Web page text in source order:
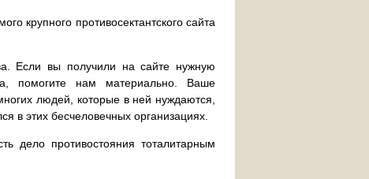
крупного противосектантского сайта
Если вы получили на сайте нужную
помогите нам материально. Ваше
людей, которые в ней нуждаются,
в этих бесчеловечных организациях.
противостояния тоталитарным